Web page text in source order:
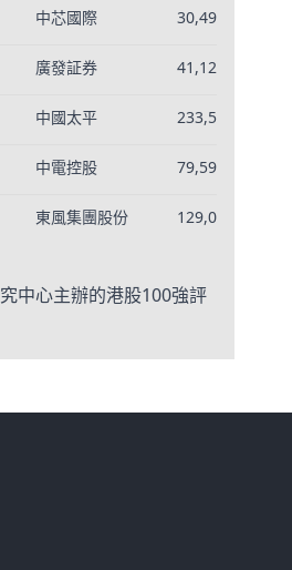
中芯國際 30,498
廣發証券 41,126
中國太平 233,535
中電控股 79,590
東風集團股份 129,028
中心主辦的港股100強評